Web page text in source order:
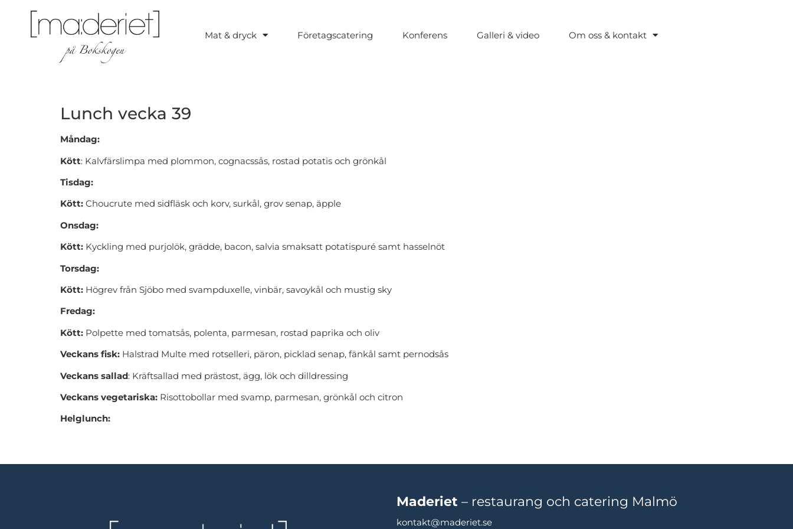
Mat & dryck Företagscatering Konferens Galleri & video Om oss & kontakt
Lunch vecka 39
Måndag:
Kött: Kalvfärslimpa med plommon, cognacssås, rostad potatis och grönkål
Tisdag:
Kött: Choucrute med sidfläsk och korv, surkål, grov senap, äpple
Onsdag:
Kött: Kyckling med purjolök, grädde, bacon, salvia smaksatt potatispuré samt hasselnöt
Torsdag:
Kött: Högrev från Sjöbo med svampduxelle, vinbär, savoykål och mustig sky
Fredag:
Kött: Polpette med tomatsås, polenta, parmesan, rostad paprika och oliv
Veckans fisk: Halstrad Multe med rotselleri, päron, picklad senap, fänkål samt pernodsås
Veckans sallad: Kräftsallad med prästost, ägg, lök och dilldressing
Veckans vegetariska: Risottobollar med svamp, parmesan, grönkål och citron
Helglunch:
Maderiet – restaurang och catering Malmö
kontakt@maderiet.se